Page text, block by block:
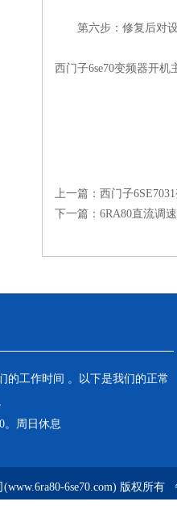
第六步：修复后对设
西门子6se70变频器开机
上一篇： 西门子
下一篇： 6RA80直流调
的工作时间 。以下是我们的正常
。周日休息
6se70.com) 版权所有